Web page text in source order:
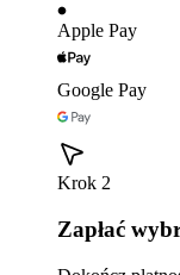
Apple Pay
Google Pay
Krok 2
Zapłać